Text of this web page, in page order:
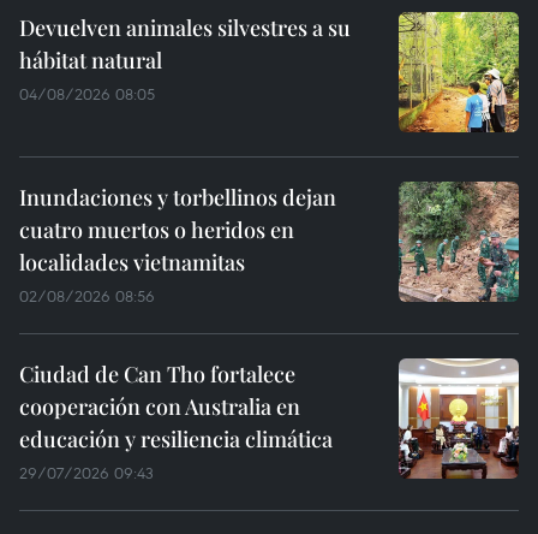
Devuelven animales silvestres a su
hábitat natural
04/08/2026 08:05
Inundaciones y torbellinos dejan
cuatro muertos o heridos en
localidades vietnamitas
02/08/2026 08:56
Ciudad de Can Tho fortalece
cooperación con Australia en
educación y resiliencia climática
29/07/2026 09:43